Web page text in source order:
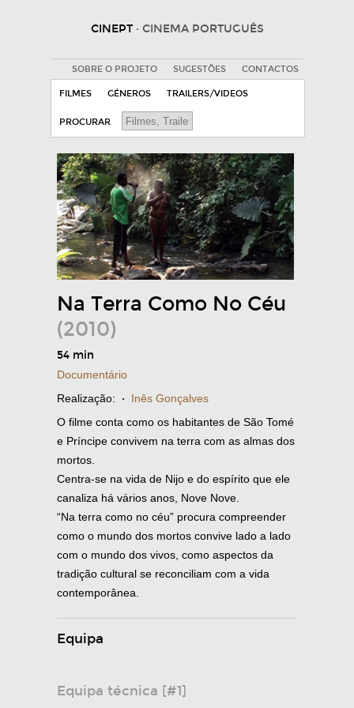
CINEPT · CINEMA PORTUGUÊS
SOBRE O PROJETO SUGESTÕES CONTACTOS
FILMES GÉNEROS TRAILERS/VIDEOS
PROCURAR
Na Terra Como No Céu
(2010)
54 min
Documentário
Realização: · Inês Gonçalves
O filme conta como os habitantes de São Tomé
e Príncipe convivem na terra com as almas dos
mortos.
Centra-se na vida de Nijo e do espírito que ele
canaliza há vários anos, Nove Nove.
“Na terra como no céu” procura compreender
como o mundo dos mortos convive lado a lado
com o mundo dos vivos, como aspectos da
tradição cultural se reconciliam com a vida
contemporânea.
Equipa
Equipa técnica [#1]